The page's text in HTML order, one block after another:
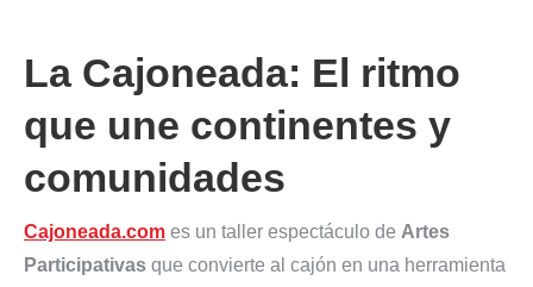
La Cajoneada: El ritmo
que une continentes y
comunidades
Cajoneada.com es un taller espectáculo de Artes
Participativas que convierte al cajón en una herramienta